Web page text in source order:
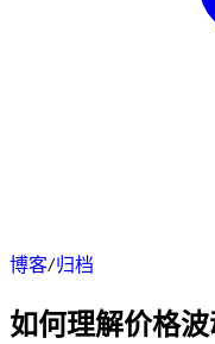
博客/归档
如何理解价格波